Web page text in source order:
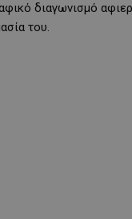
διαγωνισμό
του.